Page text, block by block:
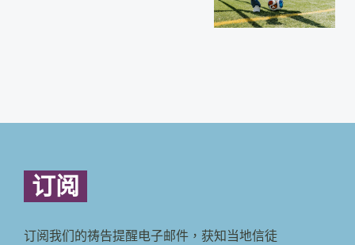
订阅
订阅我们的祷告提醒电子邮件，获知当地信徒